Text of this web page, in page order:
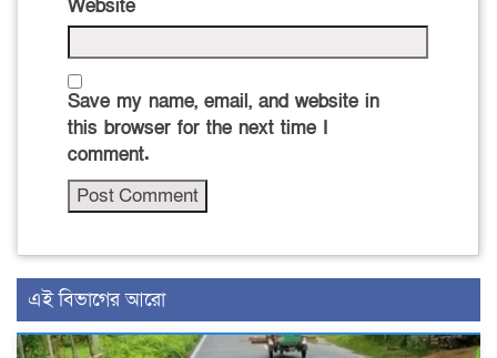
Website
Save my name, email, and website in
this browser for the next time I
comment.
এই বিভাগের আরো